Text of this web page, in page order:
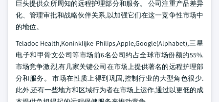
巨头提供众所周知的远程护理部分和服务。 公司注重产品差异
化、管理审批和战略伙伴关系,以加强它们在这一竞争性市场中
的地位。
Teladoc Health,Koninklijke Philips,Apple,Google(Alphabet),三星
电子和甲骨文公司等市场前6名公司约占全球市场份额的55%.
市场竞争激烈,有几家关键公司在市场上提供著名的远程护理部
分和服务。 市场在性质上得到巩固,控制行业的大型角色很少.
此外,还有一些地方和区域行为者在市场上运作,通过以更低的成